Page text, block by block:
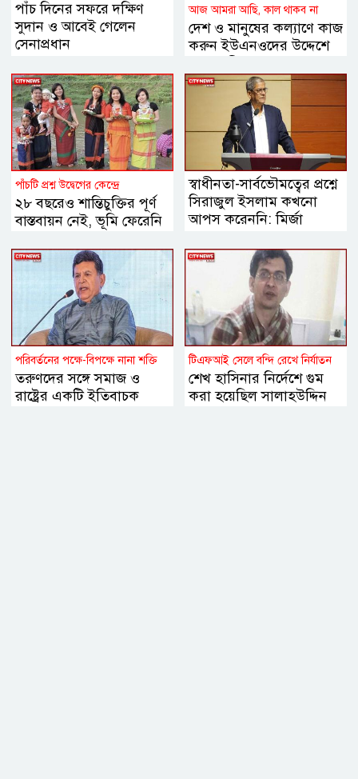
পাঁচ দিনের সফরে দক্ষিণ
সুদান ও আবেই গেলেন
সেনাপ্রধান
আজ আমরা আছি, কাল থাকব না
দেশ ও মানুষের কল্যাণে কাজ
করুন ইউএনওদের উদ্দেশে
পাঁচটি প্রশ্ন উদ্বেগের কেন্দ্রে
২৮ বছরেও শান্তিচুক্তির পূর্ণ
বাস্তবায়ন নেই, ভূমি ফেরেনি
অশান্তি?
স্বাধীনতা-সার্বভৌমত্বের প্রশ্নে
সিরাজুল ইসলাম কখনো
আপস করেননি: মির্জা
পরিবর্তনের পক্ষে-বিপক্ষে নানা শক্তি
তরুণদের সঙ্গে সমাজ ও
রাষ্ট্রের একটি ইতিবাচক
টিএফআই সেলে বন্দি রেখে নির্যাতন
শেখ হাসিনার নির্দেশে গুম
করা হয়েছিল সালাহউদ্দিন